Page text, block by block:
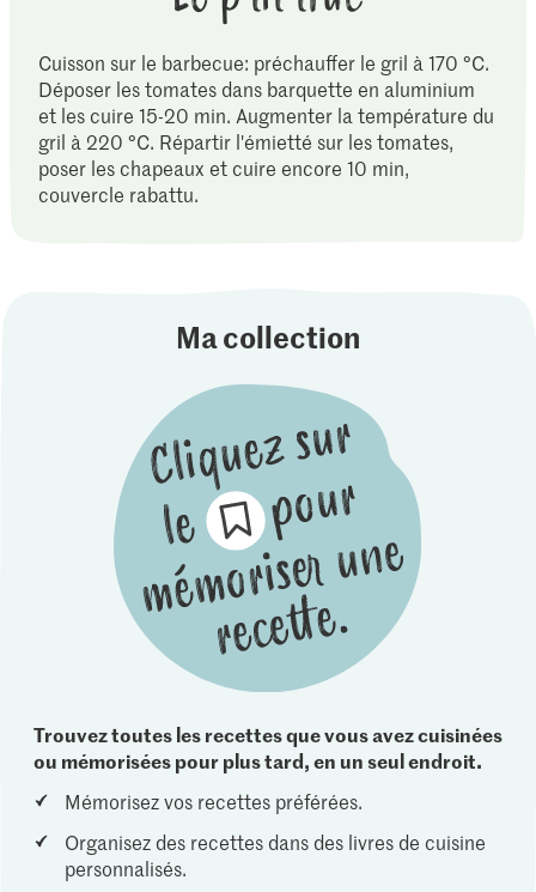
Cuisson sur le barbecue: préchauffer le gril à 170 °C.
Déposer les tomates dans barquette en aluminium
et les cuire 15-20 min. Augmenter la température du
gril à 220 °C. Répartir l'émietté sur les tomates,
poser les chapeaux et cuire encore 10 min,
couvercle rabattu.
Ma collection
Trouvez toutes les recettes que vous avez cuisinées
ou mémorisées pour plus tard, en un seul endroit.
Mémorisez vos recettes préférées.
Organisez des recettes dans des livres de cuisine
personnalisés.